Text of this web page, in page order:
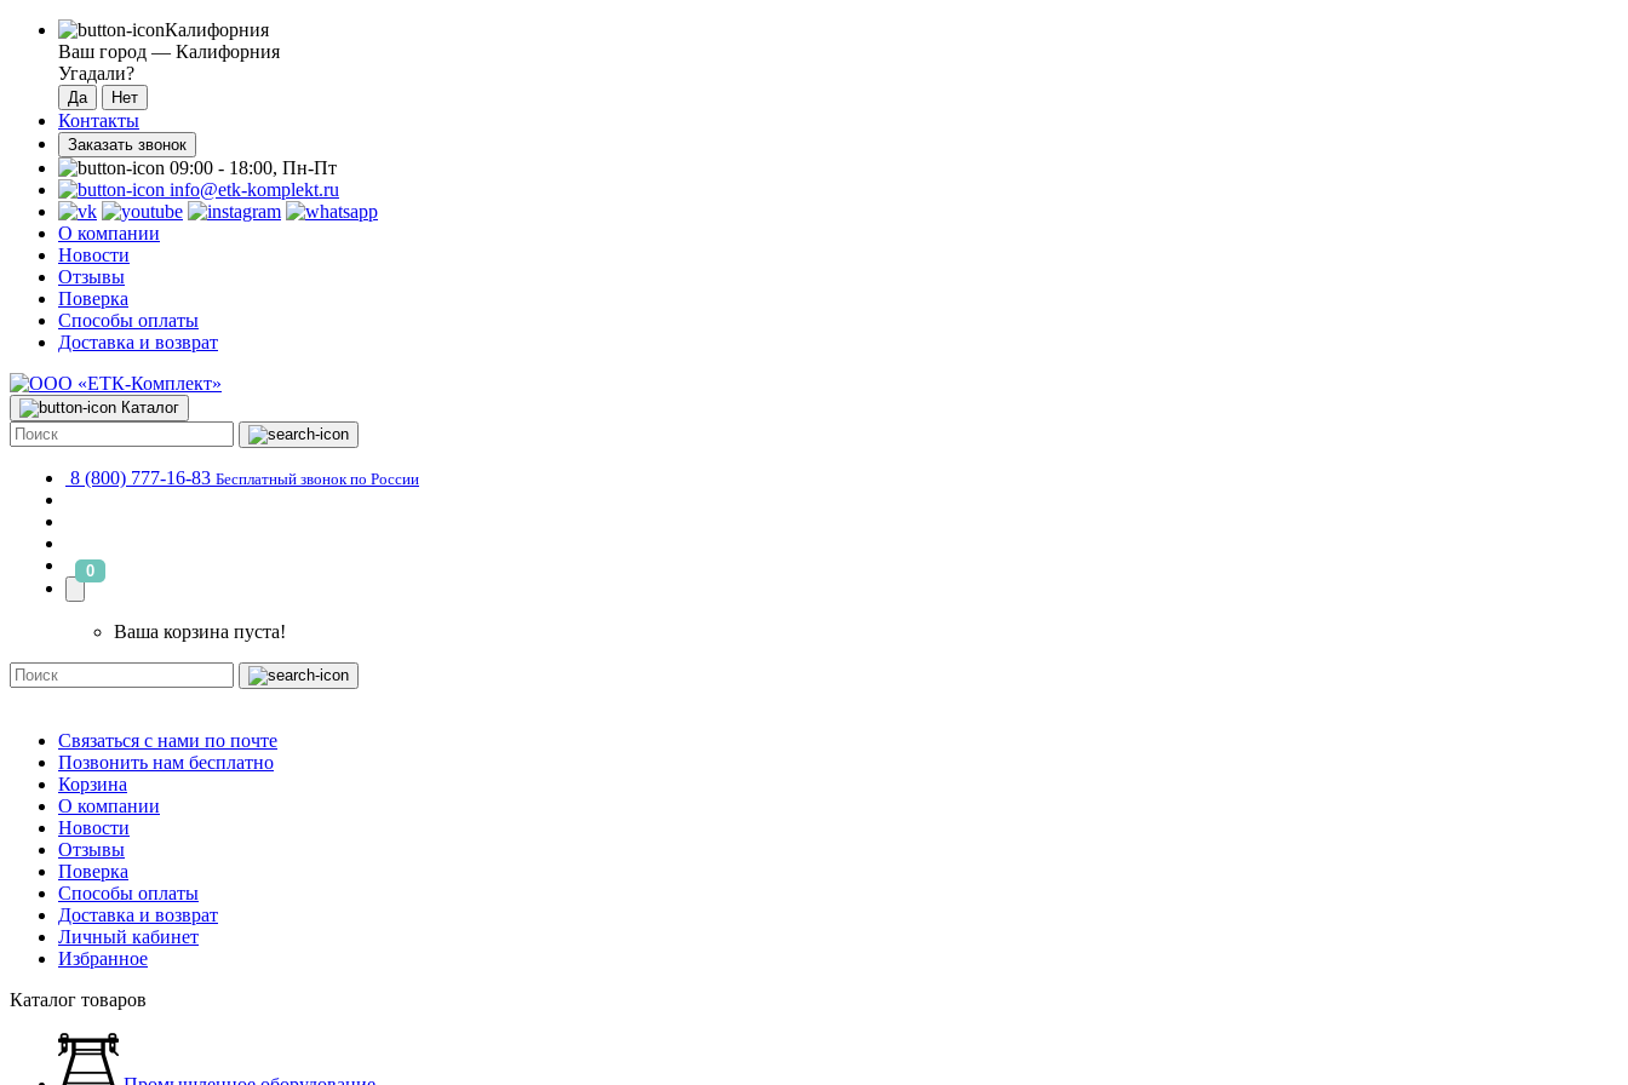
Калифорния
Ваш город — Калифорния
Угадали?
Контакты
Заказать звонок
09:00 - 18:00, Пн-Пт
info@etk-komplekt.ru
О компании
Новости
Отзывы
Поверка
Способы оплаты
Доставка и возврат
Каталог
8 (800) 777-16-83 Бесплатный звонок по России
0
Ваша корзина пуста!
Связаться с нами по почте
Позвонить нам бесплатно
Корзина
О компании
Новости
Отзывы
Поверка
Способы оплаты
Доставка и возврат
Личный кабинет
Избранное
Каталог товаров